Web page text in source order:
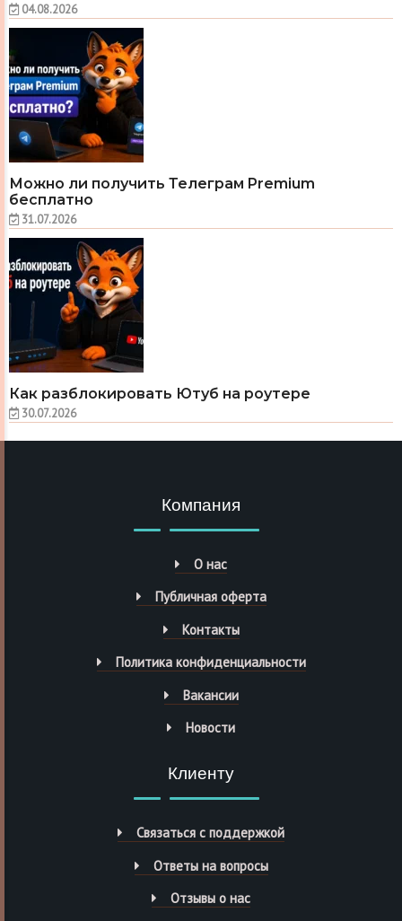
04.08.2026
Можно ли получить Телеграм Premium
бесплатно
31.07.2026
Как разблокировать Ютуб на роутере
30.07.2026
Компания
О нас
Публичная оферта
Контакты
Политика конфиденциальности
Вакансии
Новости
Клиенту
Связаться с поддержкой
Ответы на вопросы
Отзывы о нас